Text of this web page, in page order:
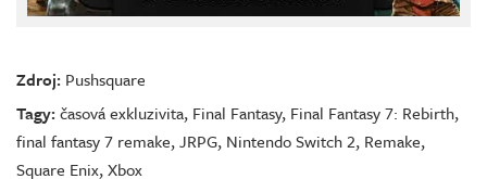
Zdroj: Pushsquare
Tagy:časová exkluzivita, Final Fantasy, Final Fantasy 7: Rebirth,
final fantasy 7 remake,JRPG, Nintendo Switch 2, Remake,
Square Enix,Xbox